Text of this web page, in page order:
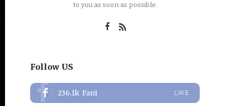
to you as soon as possible.
Follow US
236.1k Fani LIKE